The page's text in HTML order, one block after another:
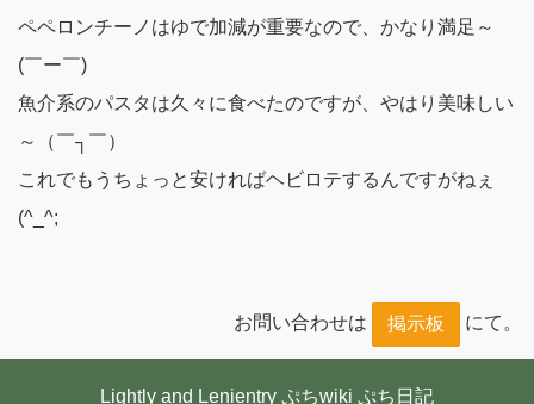
ペペロンチーノはゆで加減が重要なので、かなり満足～
(￣ー￣)
魚介系のパスタは久々に食べたのですが、やはり美味しい
～（￣┐￣）
これでもうちょっと安ければヘビロテするんですがねぇ
(^_^;
お問い合わせは 掲示板 にて。
Lightly and Lenientry ぷちwiki ぷち日記